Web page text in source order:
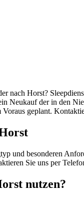
nach Horst?
Neukauf der in den
geplant.
und besonderen
Sie uns per
nutzen?